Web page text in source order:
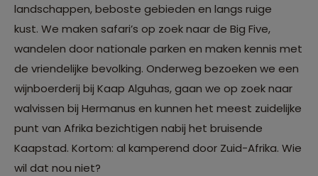
landschappen, beboste gebieden en langs ruige
kust. We maken safari’s op zoek naar de Big Five,
wandelen door nationale parken en maken kennis met
de vriendelijke bevolking. Onderweg bezoeken we een
wijnboerderij bij Kaap Alguhas, gaan we op zoek naar
walvissen bij Hermanus en kunnen het meest zuidelijke
punt van Afrika bezichtigen nabij het bruisende
Kaapstad. Kortom: al kamperend door Zuid-Afrika. Wie
wil dat nou niet?